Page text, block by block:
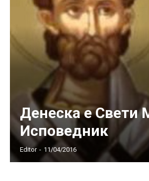
Денеска е Свети
Исповедник
Editor - 11/04/2016